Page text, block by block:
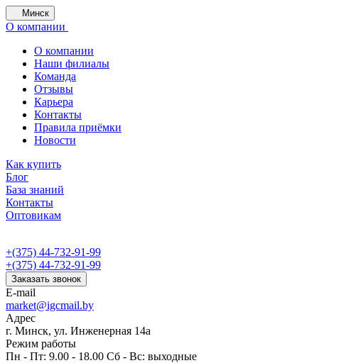
Минск
О компании
О компании
Наши филиалы
Команда
Отзывы
Карьера
Контакты
Правила приёмки
Новости
Как купить
Блог
База знаний
Контакты
Оптовикам
+(375) 44-732-91-99
+(375) 44-732-91-99
Заказать звонок
E-mail
market@igcmail.by
Адрес
г. Минск, ул. Инженерная 14а
Режим работы
Пн - Пт: 9.00 - 18.00 Сб - Вс: выходные